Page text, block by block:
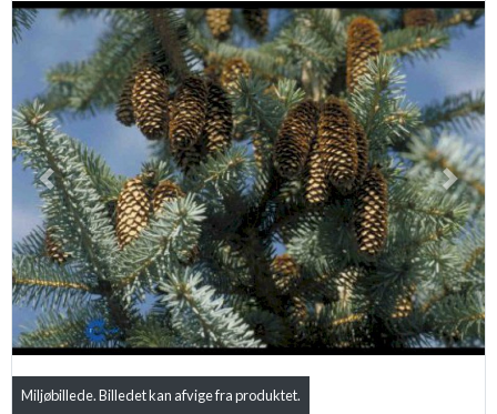
Miljøbillede. Billedet kan afvige fra produktet.
Previous Next